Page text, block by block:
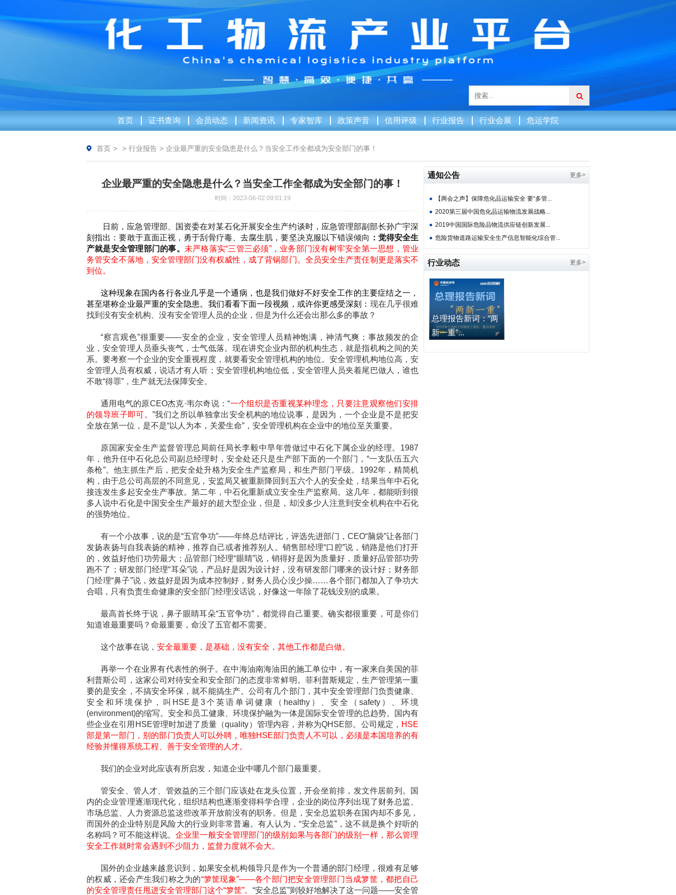
首页 证书查询 会员动态 新闻资讯 专家智库 政策声音 信用评级 行业报告 行业会展 危运学院
首页 > > 行业报告 > 企业最严重的安全隐患是什么？当安全工作全都成为安全部门的事！
企业最严重的安全隐患是什么？当安全工作全都成为安全部门的事！
时间：2023-06-02 09:01:19
日前，应急管理部、国资委在对某石化开展安全生产约谈时，应急管理部副部长孙广宇深
刻指出：要敢于直面正视，勇于刮骨疗毒、去腐生肌，要坚决克服以下错误倾向 ：觉得安全生
产就是安全管理部门的事。 未严格落实“三管三必须”，业务部门没有树牢安全第一思想，管业
务管安全不落地，安全管理部门没有权威性，成了背锅部门。全员安全生产责任制更是落实不
到位。
这种现象在国内各行各业几乎是一个通病，也是我们做好不好安全工作的主要症结之一，
甚至堪称企业最严重的安全隐患。我们看看下面一段视频，或许你更感受深刻： 现在几乎很难
找到没有安全机构、没有安全管理人员的企业，但是为什么还会出那么多的事故？
“察言观色”很重要——安全的企业，安全管理人员精神饱满，神清气爽；事故频发的企
业，安全管理人员垂头丧气，士气低落。现在讲究企业内部的机构生态，就是指机构之间的关
系。要考察一个企业的安全重视程度，就要看安全管理机构的地位。安全管理机构地位高，安
全管理人员有权威，说话才有人听；安全管理机构地位低，安全管理人员夹着尾巴做人，谁也
不敢“得罪”，生产就无法保障安全。
通用电气的原CEO杰克·韦尔奇说：“一个组织是否重视某种理念，只要注意观察他们安排
的领导班子即可。 ”我们之所以单独拿出安全机构的地位说事，是因为，一个企业是不是把安
全放在第一位，是不是“以人为本，关爱生命”，安全管理机构在企业中的地位至关重要。
原国家安全生产监督管理总局前任局长李毅中早年曾做过中石化下属企业的经理。1987
年，他升任中石化总公司副总经理时，安全处还只是生产部下面的一个部门，“一支队伍五六
条枪”。他主抓生产后，把安全处升格为安全生产监察局，和生产部门平级。1992年，精简机
构，由于总公司高层的不同意见，安监局又被重新降回到五六个人的安全处，结果当年中石化
接连发生多起安全生产事故。第二年，中石化重新成立安全生产监察局。这几年，都能听到很
多人说中石化是中国安全生产最好的超大型企业，但是，却没多少人注意到安全机构在中石化
的强势地位。
有一个小故事，说的是“五官争功”——年终总结评比，评选先进部门，CEO“脑袋”让各部门
发扬表扬与自我表扬的精神，推荐自己或者推荐别人。销售部经理“口腔”说，销路是他们打开
的，效益好他们功劳最大；品管部门经理“眼睛”说，销得好是因为质量好，质量好品管部功劳
跑不了；研发部门经理“耳朵”说，产品好是因为设计好，没有研发部门哪来的设计好；财务部
门经理“鼻子”说，效益好是因为成本控制好，财务人员心没少操……各个部门都加入了争功大
合唱，只有负责生命健康的安全部门经理没话说，好像这一年除了花钱没别的成果。
最高首长终于说，鼻子眼睛耳朵“五官争功”，都觉得自己重要。确实都很重要，可是你们
知道谁最重要吗？命最重要，命没了五官都不需要。
这个故事在说， 安全最重要，是基础，没有安全，其他工作都是白做。
再举一个在业界有代表性的例子。在中海油南海油田的施工单位中，有一家来自美国的菲
利普斯公司，这家公司对待安全和安全部门的态度非常鲜明。菲利普斯规定，生产管理第一重
要的是安全，不搞安全环保，就不能搞生产。公司有几个部门，其中安全管理部门负责健康、
安全和环境保护，叫HSE是3个英语单词健康（healthy）、安全（safety）、环境
(environment)的缩写。安全和员工健康、环境保护融为一体是国际安全管理的总趋势。国内有
些企业在引用HSE管理时加进了质量（quality）管理内容，并称为QHSE部。公司规定， HSE
部是第一部门，别的部门负责人可以外聘，唯独HSE部门负责人不可以，必须是本国培养的有
经验并懂得系统工程、善于安全管理的人才。
我们的企业对此应该有所启发，知道企业中哪几个部门最重要。
管安全、管人才、管效益的三个部门应该处在龙头位置，开会坐前排，发文件居前列。国
内的企业管理逐渐现代化，组织结构也逐渐变得科学合理，企业的岗位序列出现了财务总监、
市场总监、人力资源总监这些改革开放前没有的职务。但是，安全总监职务在国内却不多见，
而国外的企业特别是风险大的行业则非常普遍。有人认为，“安全总监”，这不就是换个好听的
名称吗？可不能这样说。企业里一般安全管理部门的级别如果与各部门的级别一样，那么管理
安全工作就时常会遇到不少阻力，监督力度就不会大。
国外的企业越来越意识到，如果安全机构领导只是作为一个普通的部门经理，很难有足够
的权威，还会产生我们称之为的“箩筐现象”——各个部门把安全管理部门当成箩筐，都把自己
的安全管理责任甩进安全管理部门这个“箩筐”。 “安全总监”则较好地解决了这一问题——安全管
通知公告 更多>
●
【两会之声】保障危化品运输安全 要“多管...
● 2020第三届中国危化品运输物流发展战略...
● 2019中国国际危险品物流供应链创新发展...
● 危险货物道路运输安全生产信息智能化综合管...
行业动态 更多>
总理报告新词：“两
新一重”...